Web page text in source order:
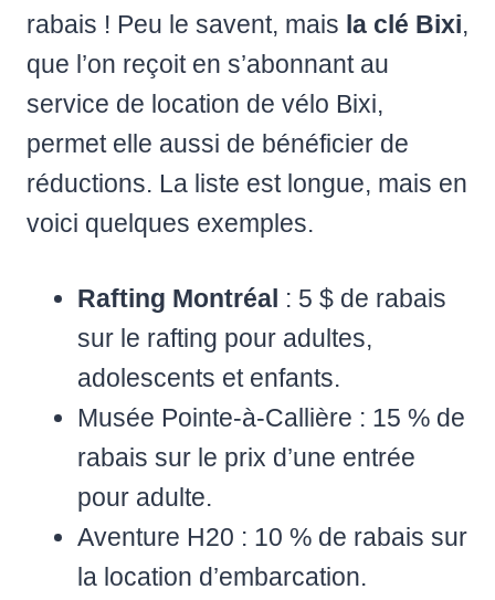
rabais ! Peu le savent, mais la clé Bixi,
que l’on reçoit en s’abonnant au
service de location de vélo Bixi,
permet elle aussi de bénéficier de
réductions. La liste est longue, mais en
voici quelques exemples.
Rafting Montréal : 5 $ de rabais
sur le rafting pour adultes,
adolescents et enfants.
Musée Pointe-à-Callière : 15 % de
rabais sur le prix d’une entrée
pour adulte.
Aventure H20 : 10 % de rabais sur
la location d’embarcation.